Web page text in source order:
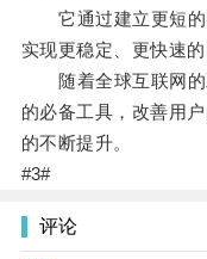
它通过建立更短的
实现更稳定、更快速的
随着全球互联网的
的必备工具，改善用
的不断提升。
#3#
评论